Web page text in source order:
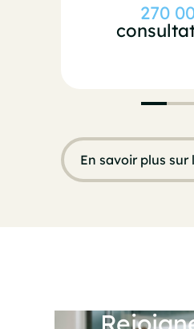
270
En savoir plus sur